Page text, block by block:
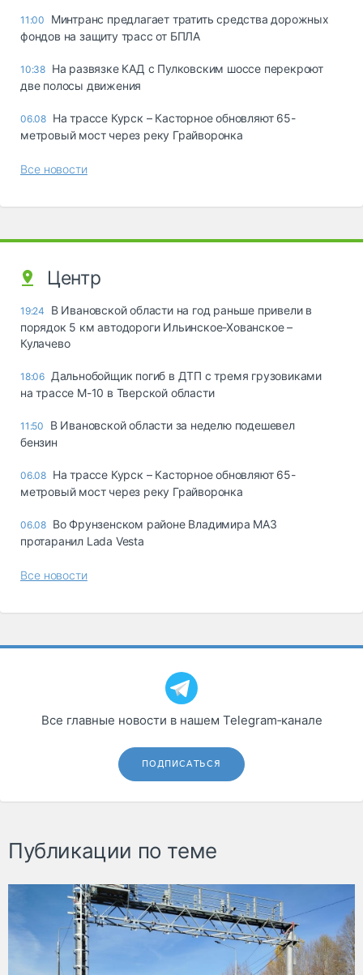
11:00
Минтранс предлагает тратить средства дорожных
фондов на защиту трасс от БПЛА
10:38 На развязке КАД с Пулковским шоссе перекроют
две полосы движения
06.08 На трассе Курск – Касторное обновляют 65-
метровый мост через реку Грайворонка
Все новости
Центр
19:24
В Ивановской области на год раньше привели в
порядок 5 км автодороги Ильинское-Хованское –
Кулачево
18:06 Дальнобойщик погиб в ДТП с тремя грузовиками
на трассе М-10 в Тверской области
11:50
В Ивановской области за неделю подешевел
бензин
06.08 На трассе Курск – Касторное обновляют 65-
метровый мост через реку Грайворонка
06.08 Во Фрунзенском районе Владимира МАЗ
протаранил Lada Vesta
Все новости
Все главные новости в нашем Telegram‑канале
ПОДПИСАТЬСЯ
Публикации по теме